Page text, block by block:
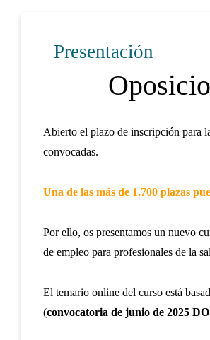
Presentación
Abierto el plazo de inscripción para
convocadas.
Una de las más de 1.700 plazas
Por ello, os presentamos un nuevo
de empleo para profesionales de la
El temario online del curso está
(convocatoria de junio de 2025